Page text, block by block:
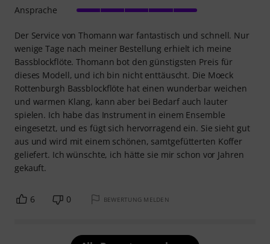
Der Service von Thomann war fantastisch und schnell. Nur
wenige Tage nach meiner Bestellung erhielt ich meine
Bassblockflöte. Thomann bot den günstigsten Preis für
dieses Modell, und ich bin nicht enttäuscht. Die Moeck
Rottenburgh Bassblockflöte hat einen wunderbar weichen
und warmen Klang, kann aber bei Bedarf auch lauter
spielen. Ich habe das Instrument in einem Ensemble
eingesetzt, und es fügt sich hervorragend ein. Sie sieht gut
aus und wird mit einem schönen, samtgefütterten Koffer
geliefert. Ich wünschte, ich hätte sie mir schon vor Jahren
gekauft.
Ansprache
6 0 BEWERTUNG MELDEN